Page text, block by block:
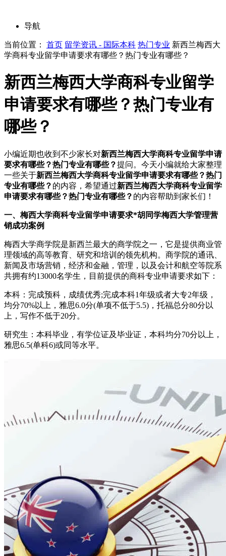
导航
当前位置： 首页 留学资讯 - 国际本科 热门专业 新西兰梅西大
学商科专业留学申请要求有哪些？热门专业有哪些？
新西兰梅西大学商科专业留学
申请要求有哪些？热门专业有
哪些？
小编近期也收到不少家长对新西兰梅西大学商科专业留学申请
要求有哪些？热门专业有哪些？提问。今天小编就给大家整理
一些关于新西兰梅西大学商科专业留学申请要求有哪些？热门
专业有哪些？ 的内容，希望通过新西兰梅西大学商科专业留学
申请要求有哪些？热门专业有哪些？ 的内容帮助到家长们！
一、梅西大学商科专业留学申请要求*胡同学梅西大学管理营
销成功案例
梅西大学商学院是新西兰最大的商学院之一，它是提供商业管
理领域的高等教育、研究和培训的领先机构。商学院的通讯、
新闻及市场营销，经济和金融，管理，以及会计和航空等院系
共拥有约13000名学生，目前提供的商科专业申请要求如下：
本科：完成预科，成绩优秀;完成本科1年级或者大专2年级，
均分70%以上，雅思6.0分(单项不低于5.5)，托福总分80分以
上，写作不低于20分。
研究生：本科毕业，有学位证及毕业证，本科均分70分以上，
雅思6.5(单科6)或同等水平。